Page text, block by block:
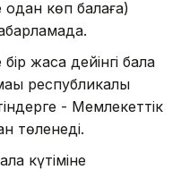
одан көп балаға)
жасқа дейінгі бала
республикалық
- Мемлекеттік
төленеді.
күтіміне